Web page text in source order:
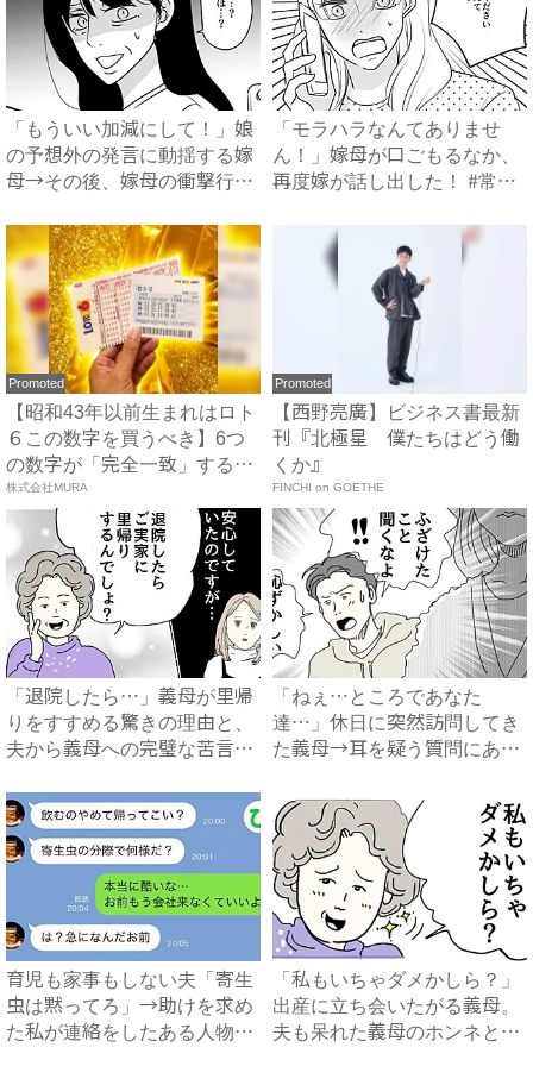
「もういい加減にして！」娘
の予想外の発言に動揺する嫁
母→その後、嫁母の衝撃行動
「モラハラなんてありませ
ん！」嫁母が口ごもるなか、
再度嫁が話し出した！ #常識
Promoted
【昭和43年以前生まれはロト
６この数字を買うべき】6つ
の数字が「完全一致」する
方...
株式会社MURA
Promoted
【西野亮廣】ビジネス書最新
刊『北極星 僕たちはどう働
くか』
FINCHI on GOETHE
「退院したら…」義母が里帰
りをすすめる驚きの理由と、
夫から義母への完璧な苦言
「ねぇ…ところであなた
達…」休日に突然訪問してき
た義母→耳を疑う質問にあ
育児も家事もしない夫「寄生
虫は黙ってろ」→助けを求め
た私が連絡をしたある人物と
「私もいちゃダメかしら？」
出産に立ち会いたがる義母。
夫も呆れた義母のホンネと